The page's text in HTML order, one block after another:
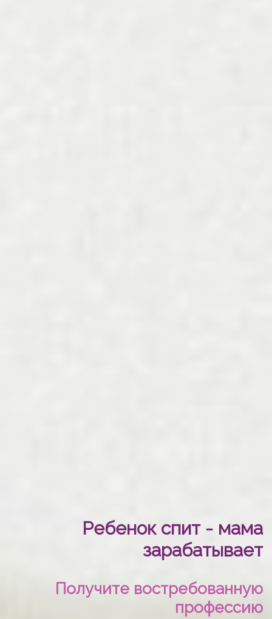
Ребенок спит - мама
зарабатывает
Получите востребованную
профессию